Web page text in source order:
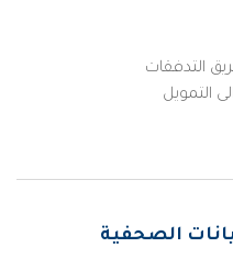
التدفقات
التمويل
الصحفية